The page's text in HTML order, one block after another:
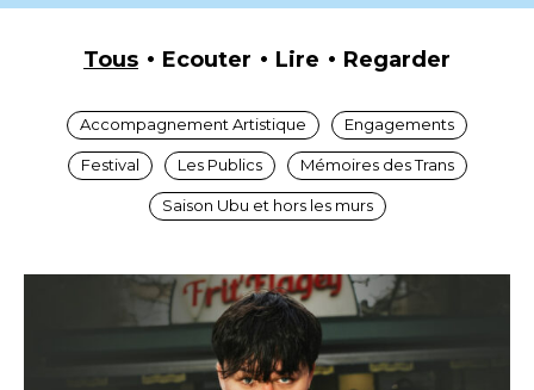
Tous Ecouter Lire Regarder
Accompagnement Artistique Engagements
Festival Les Publics Mémoires des Trans
Saison Ubu et hors les murs